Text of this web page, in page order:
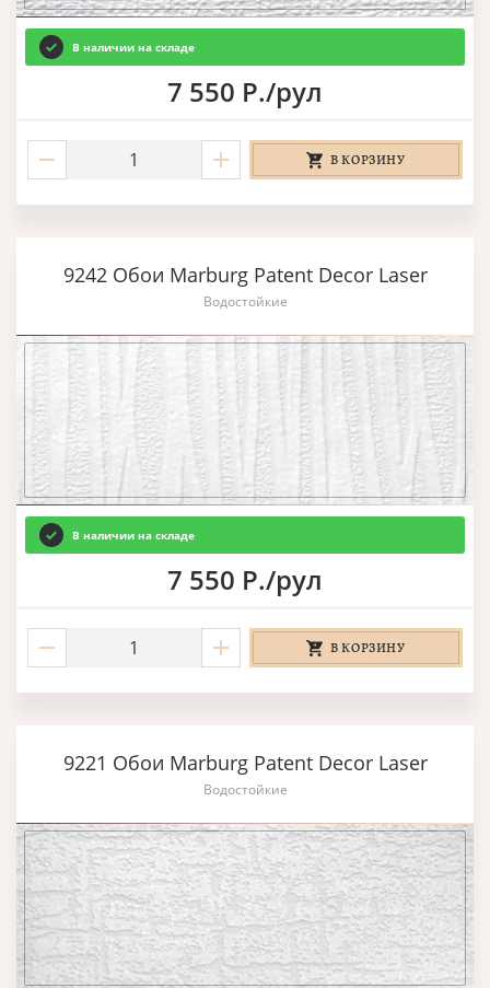
В наличии на складе
7 550 Р./рул
В КОРЗИНУ
9242 Обои Marburg Patent Decor Laser
Водостойкие
В наличии на складе
7 550 Р./рул
В КОРЗИНУ
9221 Обои Marburg Patent Decor Laser
Водостойкие